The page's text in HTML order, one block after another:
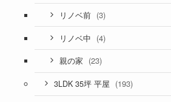
リノベ前 (3)
リノベ中 (4)
親の家 (23)
3LDK 35坪 平屋 (193)